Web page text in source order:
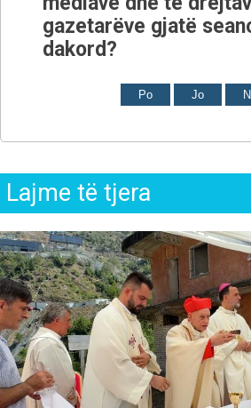
gazetarëve gjatë
dakord?
Po Jo
Lajme të tjera